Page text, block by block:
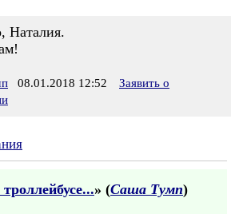
Наталия.
08.01.2018 12:52
Заявить о
» (Саша Тумп)